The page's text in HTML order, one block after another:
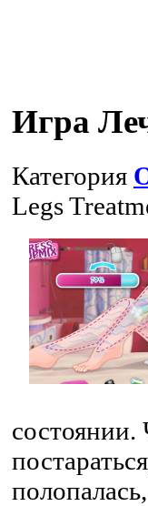
Игра
Категория
Legs
состоянии.